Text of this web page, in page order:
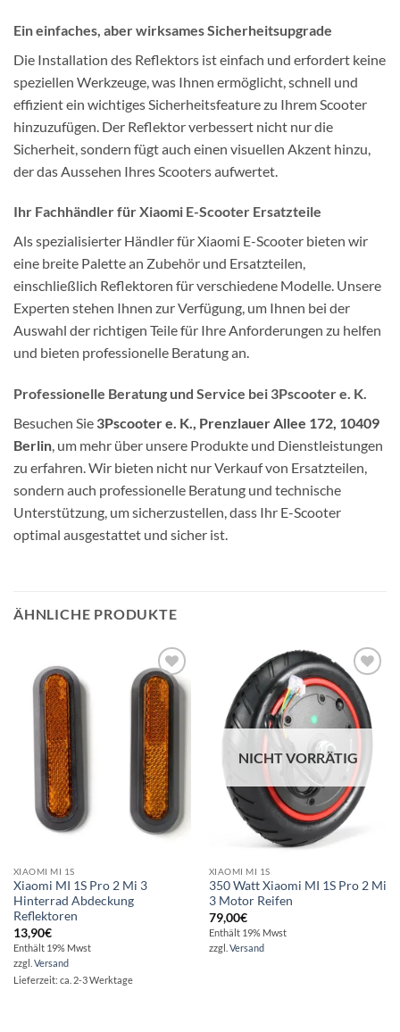
Ein einfaches, aber wirksames Sicherheitsupgrade
Die Installation des Reflektors ist einfach und erfordert keine
speziellen Werkzeuge, was Ihnen ermöglicht, schnell und
effizient ein wichtiges Sicherheitsfeature zu Ihrem Scooter
hinzuzufügen. Der Reflektor verbessert nicht nur die
Sicherheit, sondern fügt auch einen visuellen Akzent hinzu,
der das Aussehen Ihres Scooters aufwertet.
Ihr Fachhändler für Xiaomi E-Scooter Ersatzteile
Als spezialisierter Händler für Xiaomi E-Scooter bieten wir
eine breite Palette an Zubehör und Ersatzteilen,
einschließlich Reflektoren für verschiedene Modelle. Unsere
Experten stehen Ihnen zur Verfügung, um Ihnen bei der
Auswahl der richtigen Teile für Ihre Anforderungen zu helfen
und bieten professionelle Beratung an.
Professionelle Beratung und Service bei 3Pscooter e. K.
Besuchen Sie 3Pscooter e. K., Prenzlauer Allee 172, 10409
Berlin, um mehr über unsere Produkte und Dienstleistungen
zu erfahren. Wir bieten nicht nur Verkauf von Ersatzteilen,
sondern auch professionelle Beratung und technische
Unterstützung, um sicherzustellen, dass Ihr E-Scooter
optimal ausgestattet und sicher ist.
ÄHNLICHE PRODUKTE
Auf die
Wunschliste
XIAOMI MI 1S
Xiaomi MI 1S Pro 2 Mi 3
Hinterrad Abdeckung
Reflektoren
13,90€
Enthält 19% Mwst
zzgl. Versand
Lieferzeit: ca. 2-3 Werktage
Auf die
Wunschliste
NICHT VORRÄTIG
XIAOMI MI 1S
350 Watt Xiaomi MI 1S Pro 2 Mi
3 Motor Reifen
79,00€
Enthält 19% Mwst
zzgl. Versand